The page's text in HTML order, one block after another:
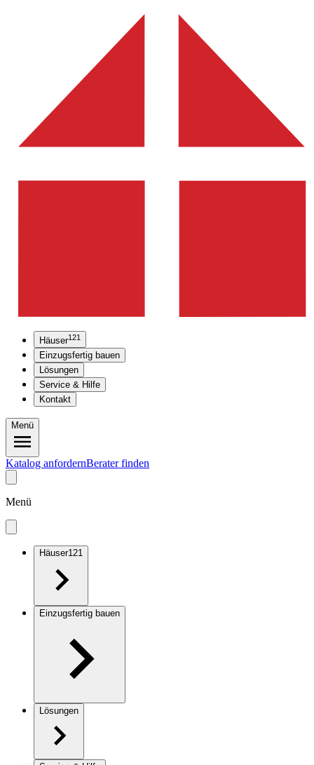
Häuser121
Einzugsfertig bauen
Lösungen
Service & Hilfe
Kontakt
Menü
Katalog anfordernBerater finden
Menü
Häuser121
Einzugsfertig bauen
Lösungen